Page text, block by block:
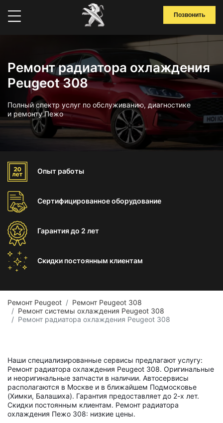
Позвонить
Ремонт радиатора охлаждения
Peugeot 308
Полный спектр услуг по обслуживанию, диагностике
и ремонту Пежо
Опыт работы
Сертифицированноеоборудование
Гарантиядо 2 лет
Скидки постоянным клиентам
Ремонт Peugeot
Ремонт Peugeot 308
Ремонт системы охлаждения Peugeot 308
Ремонт радиатора охлаждения Peugeot 308
Наши специализированные сервисы предлагают услугу:
Ремонт радиатора охлаждения Peugeot 308. Оригинальные
и неоригинальные запчасти в наличии. Автосервисы
располагаются в Москве и в ближайшем Подмосковье
(Химки, Балашиха). Гарантия предоставляет до 2-х лет.
Скидки постоянным клиентам. Ремонт радиатора
охлаждения Пежо 308: низкие цены.